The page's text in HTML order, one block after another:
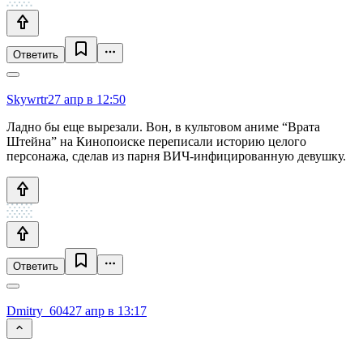
Ответить
Skywrtr27 апр в 12:50
Ладно бы еще вырезали. Вон, в культовом аниме “Врата
Штейна” на Кинопоиске переписали историю целого
персонажа, сделав из парня ВИЧ-инфицированную девушку.
Ответить
Dmitry_60427 апр в 13:17